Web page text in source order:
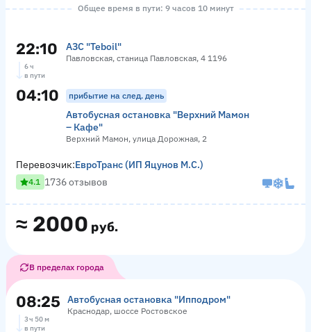
Общее время в пути: 9 часов 10 минут
22:10 АЗС "Teboil"
Павловская, станица Павловская, 4 1196
6 ч
в пути
04:10 прибытие на след. день
Автобусная остановка "Верхний Мамон
– Кафе"
Верхний Мамон, улица Дорожная, 2
≈ 2000 руб.
Перевозчик:ЕвроТранс (ИП Яцунов М.С.)
4.1 1736 отзывов
В пределах города
08:25 Автобусная остановка "Ипподром"
Краснодар, шоссе Ростовское
3 ч 50 м
в пути